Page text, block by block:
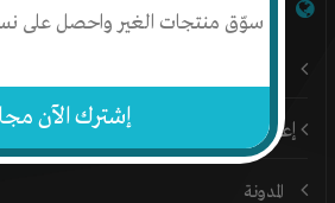
سوّق منتجات الغير واحصل على
إشترك الآن
إعلن على إنتج
المدونة